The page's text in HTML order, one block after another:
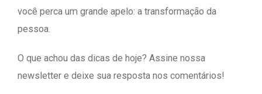
você perca um grande apelo: a transformação da
pessoa.
O que achou das dicas de hoje? Assine nossa
newsletter e deixe sua resposta nos comentários!